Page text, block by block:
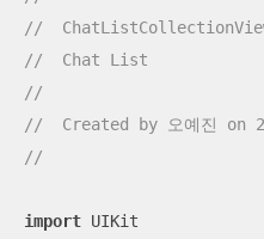
//
//  Chat List
//
//  Created by 오예진 on
//
import UIKit